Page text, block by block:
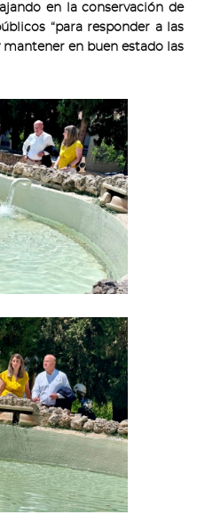
en la conservación de
“para responder a las
mantener en buen estado las